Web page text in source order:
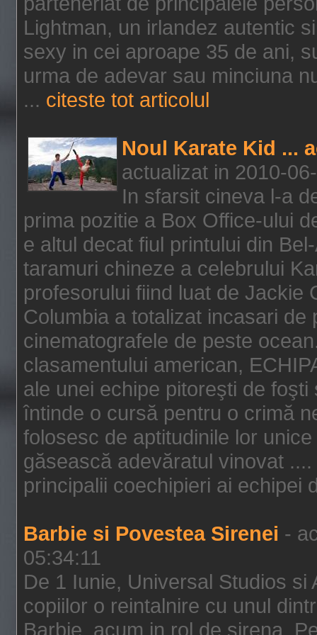
Lightman, un irlandez autentic
sexy in cei aproape 35 de ani,
urma de adevar sau minciuna
... citeste tot articolul
Noul Karate Kid ...
actualizat in 2010-
In sfarsit cineva l-a
prima pozitie a Box Office-ului
e altul decat fiul printului din
taramuri chineze a celebrului
profesorului fiind luat de Jackie
Columbia a totalizat incasari
cinematografele de peste
clasamentului american,
ale unei echipe pitoreşti de
întinde o cursă pentru o crimă
folosesc de aptitudinile lor
găsească adevăratul vinovat
principalii coechipieri ai echipei
Barbie si Povestea Sirenei -
05:34:11
De 1 Iunie, Universal Studios si
copiilor o reintalnire cu unul
Barbie, acum in rol de sirena.